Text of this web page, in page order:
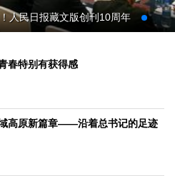
正 民主政治
观察思考
人民日报藏文版创刊10周年
春特别有获得感
高原新篇章——沿着总书记的足迹